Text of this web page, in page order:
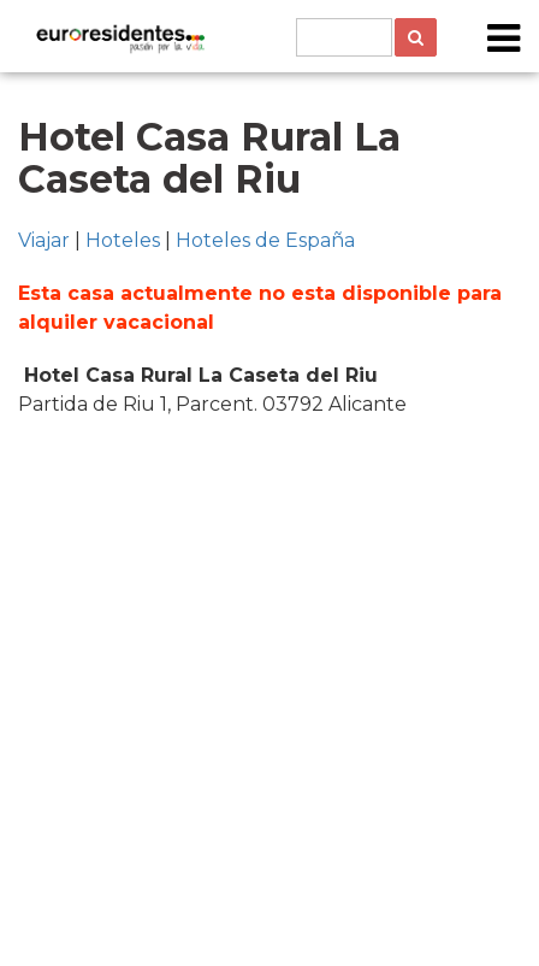
Hotel Casa Rural La
Caseta del Riu
Viajar Hoteles Hoteles de España
Esta casa actualmente no esta disponible para
alquiler vacacional
Hotel Casa Rural La Caseta del Riu
Partida de Riu 1, Parcent. 03792 Alicante